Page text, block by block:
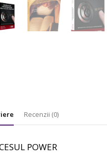
Recenzii (0)
POWER